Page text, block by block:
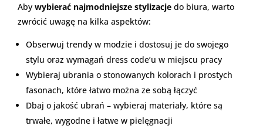
Aby wybierać najmodniejsze stylizacje do biura, warto
zwrócić uwagę na kilka aspektów:
Obserwuj trendy w modzie i dostosuj je do swojego
stylu oraz wymagań dress code’u w miejscu pracy
Wybieraj ubrania o stonowanych kolorach i prostych
fasonach, które łatwo można ze sobą łączyć
Dbaj o jakość ubrań – wybieraj materiały, które są
trwałe, wygodne i łatwe w pielęgnacji